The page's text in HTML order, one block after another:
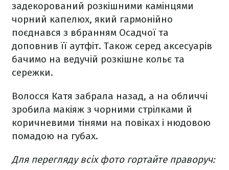
задекорований розкішними камінцями
чорний капелюх, який гармонійно
поєднався з вбранням Осадчої та
доповнив її аутфіт. Також серед аксесуарів
бачимо на ведучій розкішне кольє та
сережки.
Волосся Катя забрала назад, а на обличчі
зробила макіяж з чорними стрілками й
коричневими тінями на повіках і нюдовою
помадою на губах.
Для перегляду всіх фото гортайте праворуч: